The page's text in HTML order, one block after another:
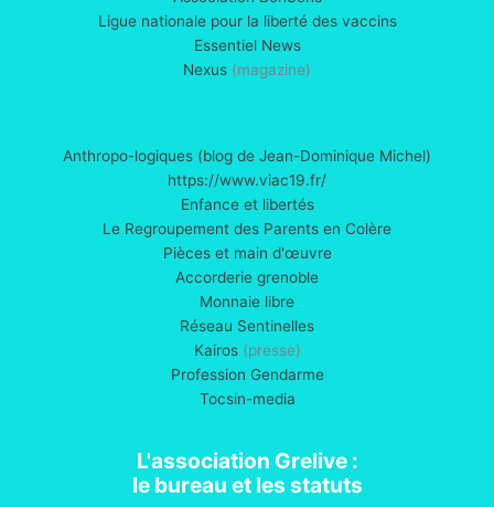
Ligue nationale pour la liberté des vaccins
Essentiel News
Nexus (magazine)
Anthropo-logiques (blog de Jean-Dominique Michel)
https://www.viac19.fr/
Enfance et libertés
Le Regroupement des Parents en Colère
Pièces et main d'œuvre
Accorderie grenoble
Monnaie libre
Réseau Sentinelles
Kairos(presse)
Profession Gendarme
Tocsin-media
L'association Grelive :
le bureau et les statuts